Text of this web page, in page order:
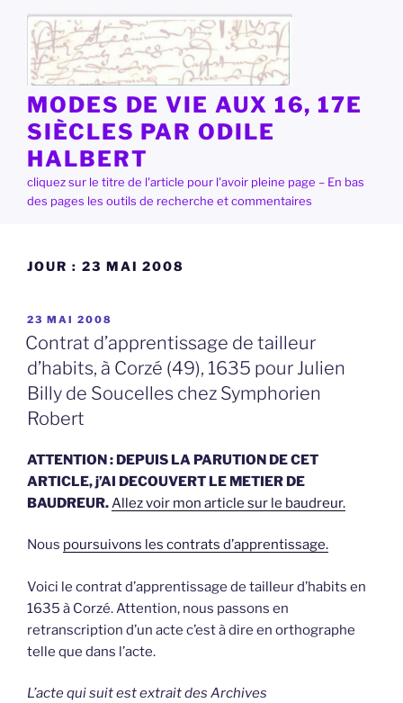
contenu
principal
MODES DE VIE AUX 16, 17E
SIÈCLES PAR ODILE
HALBERT
cliquez sur le titre de l'article pour l'avoir pleine page – En bas
des pages les outils de recherche et commentaires
JOUR : 23 MAI 2008
PUBLIÉ
LE
23 MAI 2008
Contrat d’apprentissage de tailleur
d’habits, à Corzé (49), 1635 pour Julien
Billy de Soucelles chez Symphorien
Robert
ATTENTION : DEPUIS LA PARUTION DE CET
ARTICLE, j’AI DECOUVERT LE METIER DE
BAUDREUR.Allez voir mon article sur le baudreur.
Nous poursuivons les contrats d’apprentissage.
Voici le contrat d’apprentissage de tailleur d’habits en
1635 à Corzé. Attention, nous passons en
retranscription d’un acte c’est à dire en orthographe
telle que dans l’acte.
L’acte qui suit est extrait des Archives